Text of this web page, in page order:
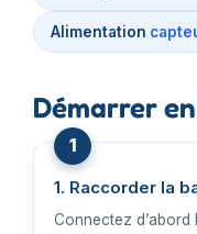
Alimentation
Démarrer
1. Raccorder la
Connectez d’abord